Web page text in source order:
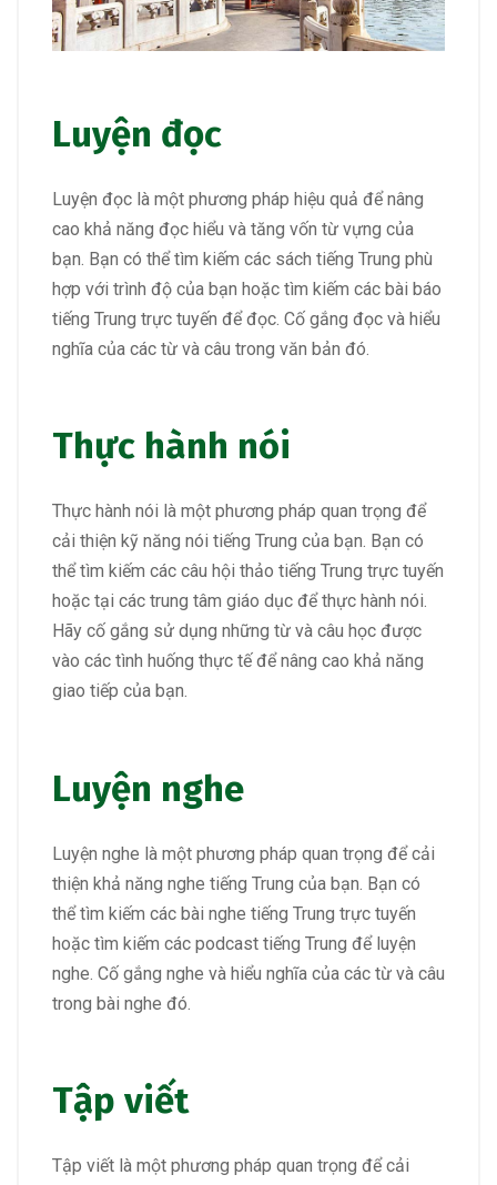
Luyện đọc
Luyện đọc là một phương pháp hiệu quả để nâng
cao khả năng đọc hiểu và tăng vốn từ vựng của
bạn. Bạn có thể tìm kiếm các sách tiếng Trung phù
hợp với trình độ của bạn hoặc tìm kiếm các bài báo
tiếng Trung trực tuyến để đọc. Cố gắng đọc và hiểu
nghĩa của các từ và câu trong văn bản đó.
Thực hành nói
Thực hành nói là một phương pháp quan trọng để
cải thiện kỹ năng nói tiếng Trung của bạn. Bạn có
thể tìm kiếm các câu hội thảo tiếng Trung trực tuyến
hoặc tại các trung tâm giáo dục để thực hành nói.
Hãy cố gắng sử dụng những từ và câu học được
vào các tình huống thực tế để nâng cao khả năng
giao tiếp của bạn.
Luyện nghe
Luyện nghe là một phương pháp quan trọng để cải
thiện khả năng nghe tiếng Trung của bạn. Bạn có
thể tìm kiếm các bài nghe tiếng Trung trực tuyến
hoặc tìm kiếm các podcast tiếng Trung để luyện
nghe. Cố gắng nghe và hiểu nghĩa của các từ và câu
trong bài nghe đó.
Tập viết
Tập viết là một phương pháp quan trọng để cải